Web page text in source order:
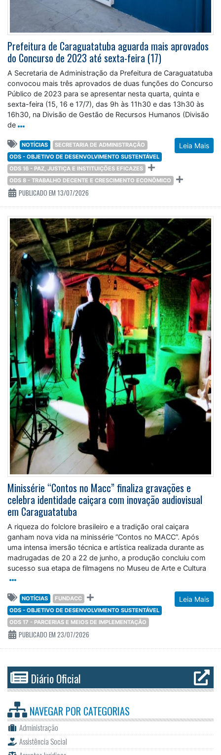
Prefeitura de Caraguatatuba aguarda mais aprovados
do Concurso de 2023 até sexta-feira (17)
A Secretaria de Administração da Prefeitura de Caraguatatuba
convocou mais três aprovados de duas funções do Concurso
Público de 2023 para se apresentar nesta quarta, quinta e
sexta-feira (15, 16 e 17/7), das 9h às 11h30 e das 13h30 às
16h30, na Divisão de Gestão de Recursos Humanos (Divisão
de
Leia Mais
NOTÍCIAS
SECRETARIA DE ADMINISTRAÇÃO
ODS - OBJETIVO DE DESENVOLVIMENTO SUSTENTÁVEL
ODS 16 - PAZ, JUSTIÇA E INSTITUIÇÕES EFICAZES
ODS 8 - TRABALHO DECENTE E CRESCIMENTO ECONÔMICO
PUBLICADO EM 13/07/2026
Minissérie “Contos no Macc” finaliza gravações e
celebra identidade caiçara com inovação audiovisual
em Caraguatatuba
A riqueza do folclore brasileiro e a tradição oral caiçara
ganham nova vida na minissérie “Contos no MACC”. Após
uma intensa imersão técnica e artística realizada durante as
madrugadas de 20 a 22 de junho, a produção concluiu com
sucesso sua etapa de filmagens no Museu de Arte e Cultura
Leia Mais
NOTÍCIAS
FUNDACC
ODS - OBJETIVO DE DESENVOLVIMENTO SUSTENTÁVEL
ODS 17 - PARCERIAS E MEIOS DE IMPLEMENTAÇÃO
PUBLICADO EM 23/07/2026
Diário Oficial
NAVEGAR POR CATEGORIAS
Administração
Assistência Social